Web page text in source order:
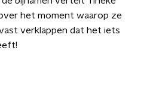
het moment waarop ze
verklappen dat het iets